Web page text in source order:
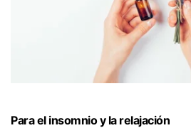
Para el insomnio y la relajación